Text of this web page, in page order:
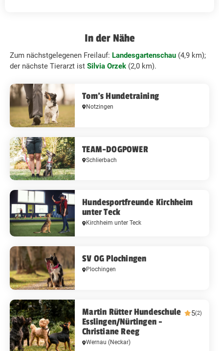
In der Nähe
Zum nächstgelegenen Freilauf: Landesgartenschau (4,9 km);
der nächste Tierarzt ist Silvia Orzek (2,0 km).
Tom's Hundetraining
Notzingen
TEAM-DOGPOWER
Schlierbach
Hundesportfreunde Kirchheim
unter Teck
Kirchheim unter Teck
SV OG Plochingen
Plochingen
Martin Rütter Hundeschule
Esslingen/Nürtingen -
Christiane Reeg
5(2)
Wernau (Neckar)